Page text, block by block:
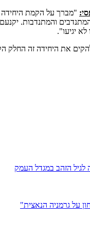
"מברך על הקמת היחידה
והמתנדבות.
לא יגיעו".
את היחידה זה החלק
לגיל הזהב במגדל העמק
על גרמניה הנאצית"